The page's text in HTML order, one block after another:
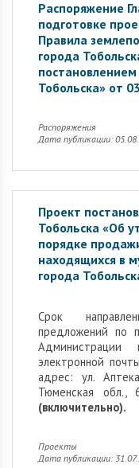
Распоряжение
подготовке
Правила
города
Тобольска» от
Распоряжения
Дата публикации:
Проект
Тобольска «Об
порядке
находящихся в
города
Cрок
предложений по
электронной
адрес: ул.
Тюменская обл.,
(включительно).
Проекты
Дата публикации: